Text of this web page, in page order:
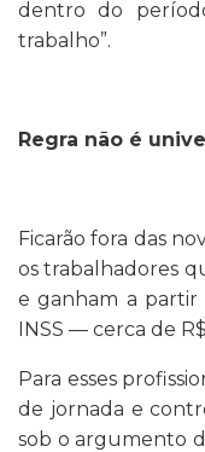
dentro do
trabalho”.
Regra não é
Ficarão fora das
os trabalhadores
e ganham a partir
INSS — cerca de
Para esses
de jornada e
sob o argumento